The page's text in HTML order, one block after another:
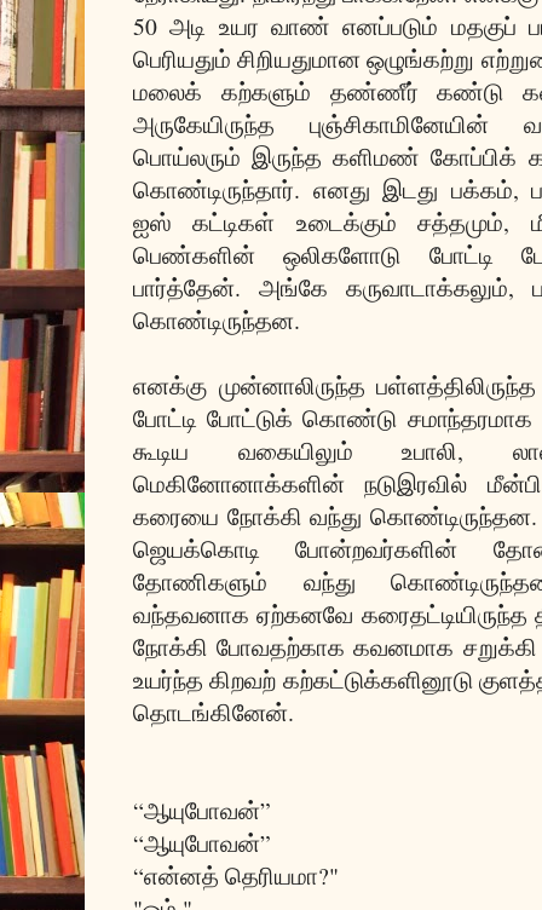
50 அடி உயர வாண் எனப்படும் மதகுப்
பெரியதும் சிறியதுமான ஒழுங்கற்று
மலைக் கற்களும் தண்ணீர் கண்டு
அருகேயிருந்த புஞ்சிகாமினேயின்
பொய்லரும் இருந்த களிமண் கோப்பிக்
கொண்டிருந்தார். எனது இடது பக்கம்,
ஐஸ் கட்டிகள் உடைக்கும் சத்தமும்,
பெண்களின் ஒலிகளோடு போட்டி
பார்த்தேன். அங்கே கருவாடாக்கலும்,
கொண்டிருந்தன.
எனக்கு முன்னாலிருந்த
போட்டி போட்டுக் கொண்டு
கூடிய வகையிலும் உபாலி,
மெகினோனாக்களின் நடுஇரவில்
கரையை நோக்கி வந்து கொண்டிருந்தன.
ஜெயக்கொடி போன்றவர்களின்
தோணிகளும் வந்து
வந்தவனாக ஏற்கனவே
நோக்கி போவதற்காக கவனமாக சறுக்கி
உயர்ந்த கிறவற் கற்கட்டுக்களினூடு
தொடங்கினேன்.
“ஆயுபோவன்”
“ஆயுபோவன்”
“என்னத் தெரியமா?"